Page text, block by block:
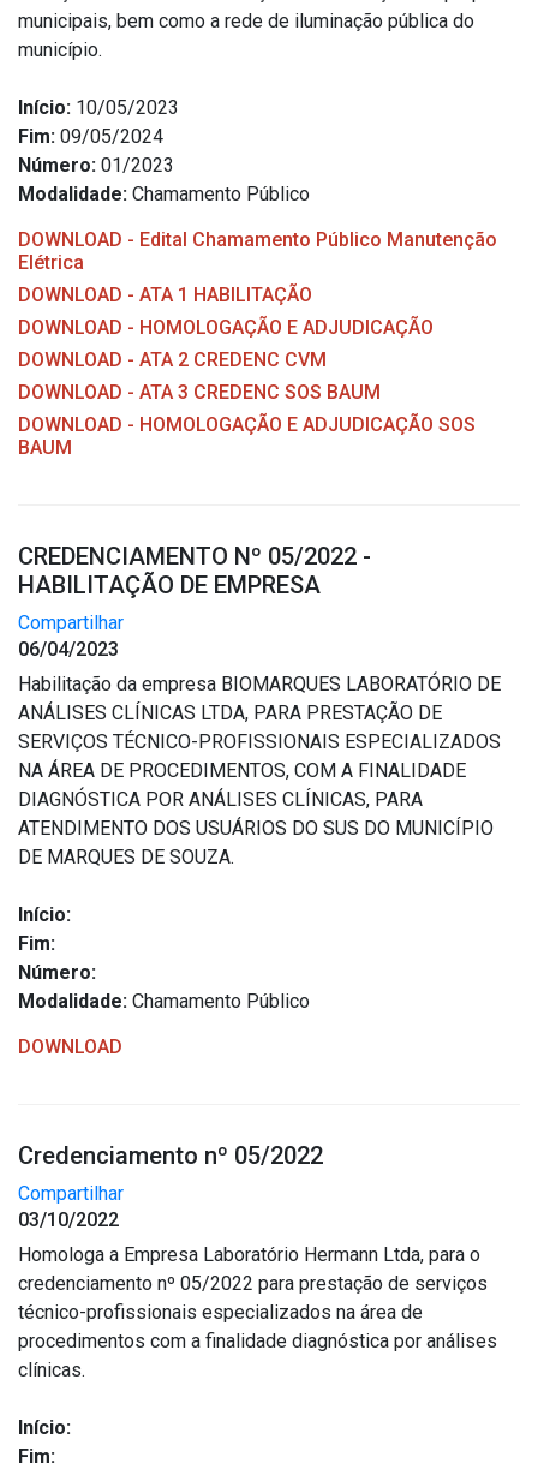
municipais, bem como a rede de iluminação pública do
município.
Início: 10/05/2023
Fim: 09/05/2024
Número: 01/2023
Modalidade: Chamamento Público
DOWNLOAD - Edital Chamamento Público Manutenção
Elétrica
DOWNLOAD - ATA 1 HABILITAÇÃO
DOWNLOAD - HOMOLOGAÇÃO E ADJUDICAÇÃO
DOWNLOAD - ATA 2 CREDENC CVM
DOWNLOAD - ATA 3 CREDENC SOS BAUM
DOWNLOAD - HOMOLOGAÇÃO E ADJUDICAÇÃO SOS
BAUM
CREDENCIAMENTO Nº 05/2022 -
HABILITAÇÃO DE EMPRESA
Compartilhar
06/04/2023
Habilitação da empresa BIOMARQUES LABORATÓRIO DE
ANÁLISES CLÍNICAS LTDA, PARA PRESTAÇÃO DE
SERVIÇOS TÉCNICO-PROFISSIONAIS ESPECIALIZADOS
NA ÁREA DE PROCEDIMENTOS, COM A FINALIDADE
DIAGNÓSTICA POR ANÁLISES CLÍNICAS, PARA
ATENDIMENTO DOS USUÁRIOS DO SUS DO MUNICÍPIO
DE MARQUES DE SOUZA.
Início:
Fim:
Número:
Modalidade: Chamamento Público
DOWNLOAD
Credenciamento nº 05/2022
Compartilhar
03/10/2022
Homologa a Empresa Laboratório Hermann Ltda, para o
credenciamento nº 05/2022 para prestação de serviços
técnico-profissionais especializados na área de
procedimentos com a finalidade diagnóstica por análises
clínicas.
Início:
Fim: